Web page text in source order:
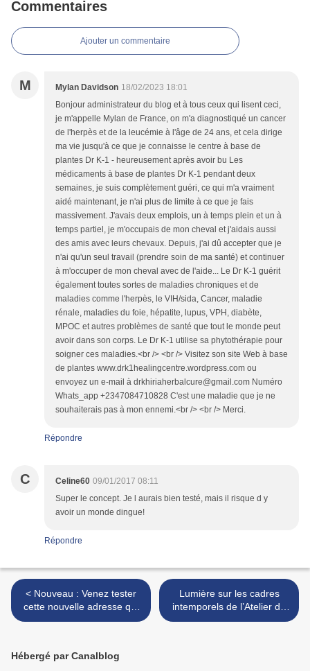
Commentaires
Ajouter un commentaire
M Mylan Davidson 18/02/2023 18:01
Bonjour administrateur du blog et à tous ceux qui lisent ceci,
je m'appelle Mylan de France, on m'a diagnostiqué un cancer
de l'herpès et de la leucémie à l'âge de 24 ans, et cela dirige
ma vie jusqu'à ce que je connaisse le centre à base de
plantes Dr K-1 - heureusement après avoir bu Les
médicaments à base de plantes Dr K-1 pendant deux
semaines, je suis complètement guéri, ce qui m'a vraiment
aidé maintenant, je n'ai plus de limite à ce que je fais
massivement. J'avais deux emplois, un à temps plein et un à
temps partiel, je m'occupais de mon cheval et j'aidais aussi
des amis avec leurs chevaux. Depuis, j'ai dû accepter que je
n'ai qu'un seul travail (prendre soin de ma santé) et continuer
à m'occuper de mon cheval avec de l'aide... Le Dr K-1 guérit
également toutes sortes de maladies chroniques et de
maladies comme l'herpès, le VIH/sida, Cancer, maladie
rénale, maladies du foie, hépatite, lupus, VPH, diabète,
MPOC et autres problèmes de santé que tout le monde peut
avoir dans son corps. Le Dr K-1 utilise sa phytothérapie pour
soigner ces maladies.<br /> <br /> Visitez son site Web à base
de plantes www.drk1healingcentre.wordpress.com ou
envoyez un e-mail à drkhiriaherbalcure@gmail.com Numéro
Whats_app +2347084710828 C'est une maladie que je ne
souhaiterais pas à mon ennemi.<br /> <br /> Merci.
Répondre
C Celine60 09/01/2017 08:11
Super le concept. Je l aurais bien testé, mais il risque d y
avoir un monde dingue!
Répondre
< Nouveau : Venez tester
cette nouvelle adresse qui
devrait ravir vos papilles et
Lumière sur les cadres
intemporels de l’Atelier de
Rosbo + cadeau inside ! >
Hébergé par Canalblog